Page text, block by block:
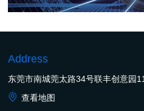
Address
东莞市南城莞太路34号联丰创意园
查看地图